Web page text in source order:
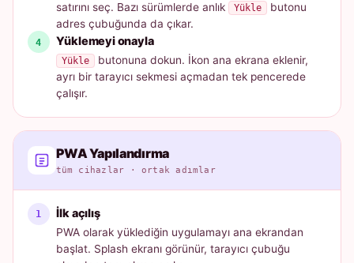
satırını seç. Bazı sürümlerde anlık Yükle
butonu
adres çubuğunda da çıkar.
Yüklemeyi onayla
Yükle
butonuna dokun. İkon ana ekrana eklenir,
ayrı bir tarayıcı sekmesi açmadan tek pencerede
çalışır.
PWA Yapılandırma
tüm cihazlar · ortak adımlar
İlk açılış
PWA olarak yüklediğin uygulamayı ana ekrandan
başlat. Splash ekranı görünür, tarayıcı çubuğu